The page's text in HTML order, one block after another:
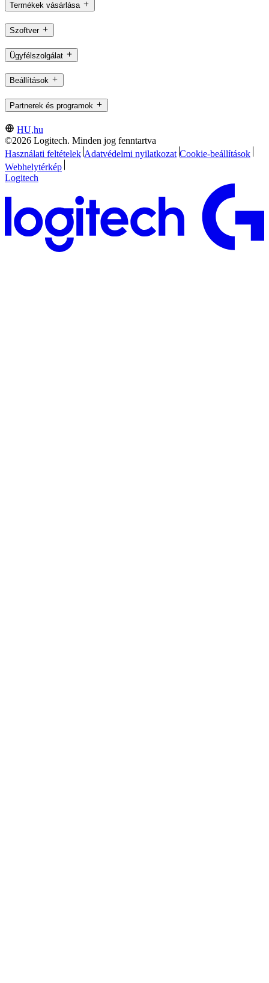
Termékek vásárlása
Szoftver
Ügyfélszolgálat
Beállítások
Partnerek és programok
HU,hu
©2026 Logitech. Minden jog fenntartva
Használati feltételek Adatvédelmi nyilatkozat Cookie-beállítások
Webhelytérkép
Logitech